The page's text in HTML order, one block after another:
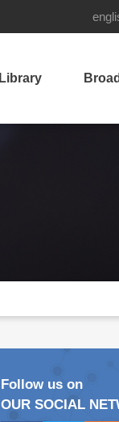
Library
Follow us on
OUR SOCIAL